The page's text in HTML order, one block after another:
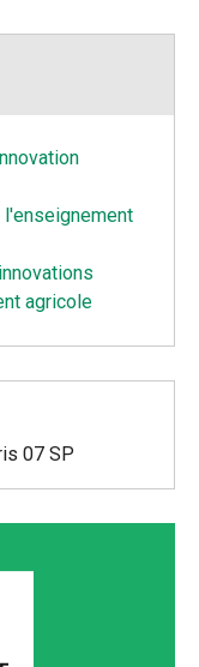
l'enseignement
agricole
07 SP